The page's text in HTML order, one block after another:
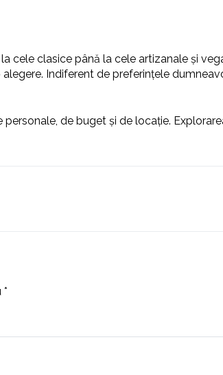
cele clasice până la cele artizanale și
Indiferent de preferințele
de buget și de locație.
*